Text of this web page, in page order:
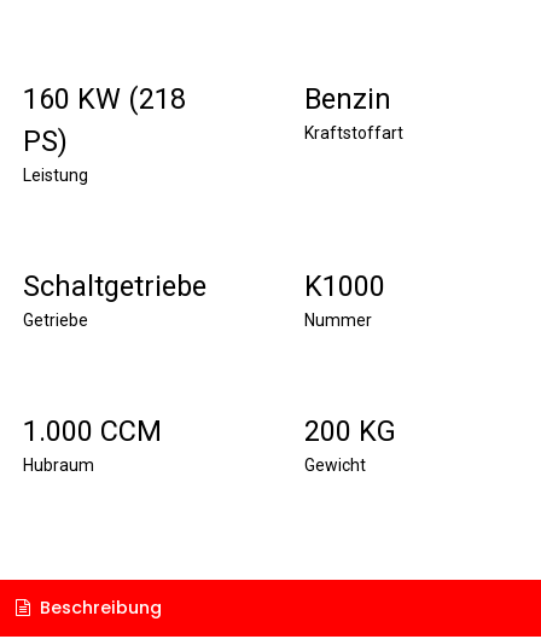
160 KW (218
PS)
Leistung
Benzin
Kraftstoffart
Schaltgetriebe
Getriebe
K1000
Nummer
1.000 CCM
Hubraum
200 KG
Gewicht
Beschreibung